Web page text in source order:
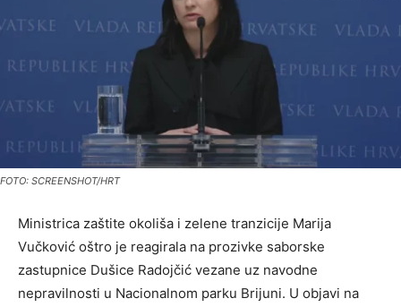
FOTO: SCREENSHOT/HRT
Ministrica zaštite okoliša i zelene tranzicije Marija
Vučković oštro je reagirala na prozivke saborske
zastupnice Dušice Radojčić vezane uz navodne
nepravilnosti u Nacionalnom parku Brijuni. U objavi na